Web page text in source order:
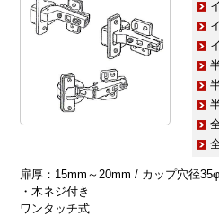
扉厚：15mm～20mm / カップ穴径35φ
・木ネジ付き
ワンタッチ式